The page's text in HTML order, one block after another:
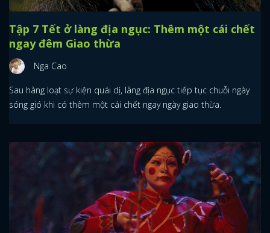
Tập 7 Tết ở làng địa ngục: Thêm một cái chết
ngay đêm Giao thừa
Nga Cao
Sau hàng loạt sự kiện quái dị, làng địa ngục tiếp tục chuỗi ngày
sóng gió khi có thêm một cái chết ngay ngày giao thừa.